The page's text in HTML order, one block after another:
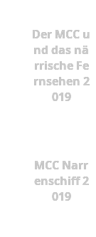
Der MCC u
nd das nä
rrische Fe
rnsehen 2
019
MCC Narr
enschiff 2
019